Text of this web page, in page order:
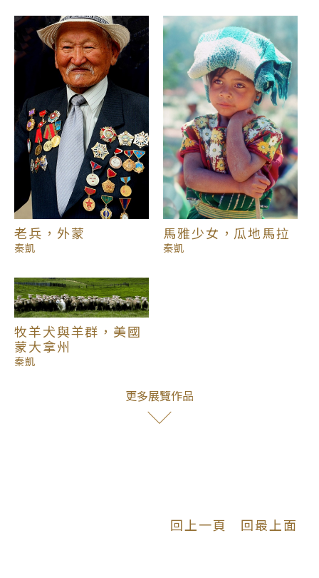
老兵，外蒙
秦凱
馬雅少女，瓜地馬拉
秦凱
牧羊犬與羊群，美國
蒙大拿州
秦凱
更多展覽作品
回上一頁 回最上面